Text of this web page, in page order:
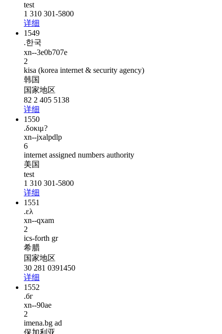
test
1 310 301-5800
详细
1549
.한국
xn--3e0b707e
2
kisa (korea internet & security agency)
韩国
国家地区
82 2 405 5138
详细
1550
.δοκιμ?
xn--jxalpdlp
6
internet assigned numbers authority
美国
test
1 310 301-5800
详细
1551
.ελ
xn--qxam
2
ics-forth gr
希腊
国家地区
30 281 0391450
详细
1552
.бг
xn--90ae
2
imena.bg ad
保加利亚